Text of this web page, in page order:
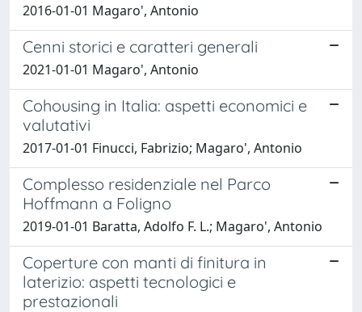
2016-01-01 Magaro', Antonio
Cenni storici e caratteri generali
2021-01-01 Magaro', Antonio
Cohousing in Italia: aspetti economici e
valutativi
2017-01-01 Finucci, Fabrizio; Magaro', Antonio
Complesso residenziale nel Parco
Hoffmann a Foligno
2019-01-01 Baratta, Adolfo F. L.; Magaro', Antonio
Coperture con manti di finitura in
laterizio: aspetti tecnologici e
prestazionali